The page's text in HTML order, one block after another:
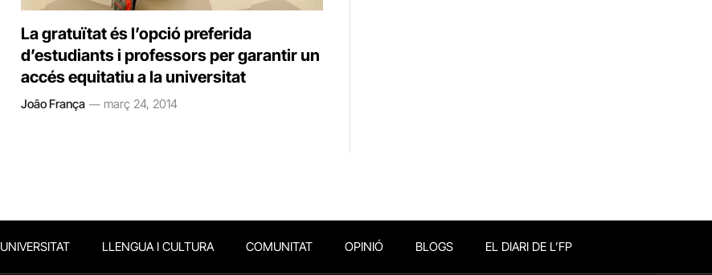
La gratuïtat és l’opció preferida
d’estudiants i professors per garantir un
accés equitatiu a la universitat
João França març 24, 2014
UNIVERSITAT LLENGUA I CULTURA COMUNITAT OPINIÓ BLOGS EL DIARI DE L’FP